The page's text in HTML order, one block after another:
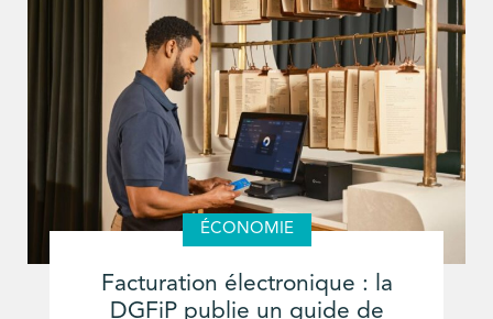
ÉCONOMIE
Facturation électronique : la
DGFiP publie un guide de